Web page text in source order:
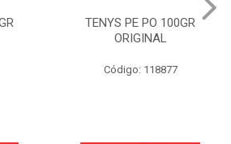
TENYS PE PO 100GR
ORIGINAL
Código: 118877